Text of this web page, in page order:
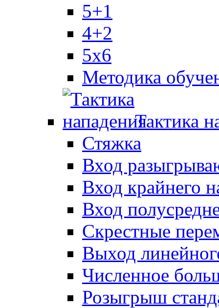
5+1
4+2
5x6
Методика
Тактика
Стяжка
Вход
Вход крайнего
Вход
Скрестные
Выход
Численное
Розыгрыш